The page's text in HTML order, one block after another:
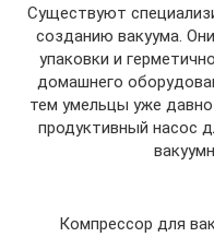
Существуют
созданию вакуума.
упаковки и
домашнего
тем умельцы уже
продуктивный насос
Компрессор для